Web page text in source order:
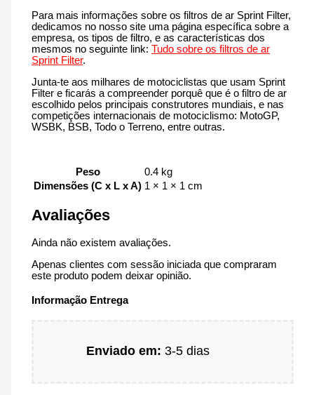
Para mais informações sobre os filtros de ar Sprint Filter,
dedicamos no nosso site uma página específica sobre a
empresa, os tipos de filtro, e as características dos
mesmos no seguinte link:Tudo sobre os filtros de ar
Sprint Filter.
Junta-te aos milhares de motociclistas que usam Sprint
Filter e ficarás a compreender porquê que é o filtro de ar
escolhido pelos principais construtores mundiais, e nas
competições internacionais de motociclismo: MotoGP,
WSBK, BSB, Todo o Terreno, entre outras.
Peso
0.4 kg
Dimensões (C x L x A) 1 × 1 × 1 cm
Avaliações
Ainda não existem avaliações.
Apenas clientes com sessão iniciada que compraram
este produto podem deixar opinião.
Informação Entrega
Enviado em: 3-5 dias